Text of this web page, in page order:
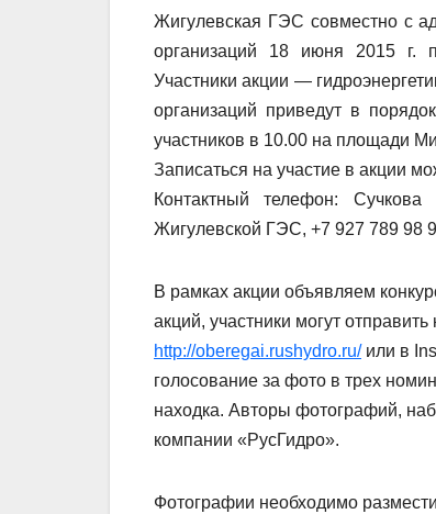
Жигулевская ГЭС совместно с
организаций 18 июня 2015 г.
Участники акции —
организаций приведут в
участников в 10.00 на площади
Записаться на участие в акции
Контактный телефон:
Жигулевской ГЭС, +7 927 789 98
В рамках акции объявляем
акций, участники могут
http://oberegai.rushydro.ru/или в
голосование за фото в трех
находка. Авторы фотографий,
компании «РусГидро».
Фотографии необходимо